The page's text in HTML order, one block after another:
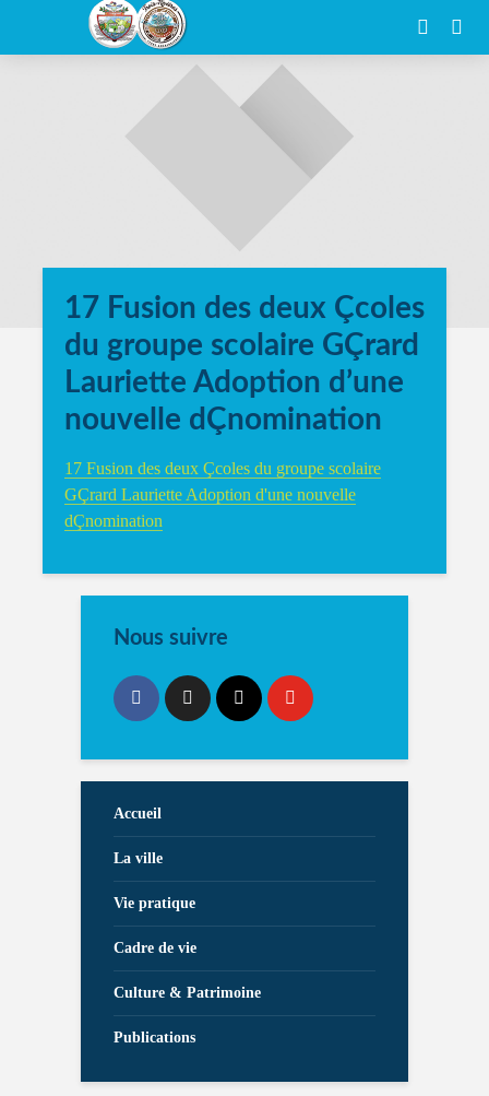
17 Fusion des deux Çcoles
du groupe scolaire GÇrard
Lauriette Adoption d’une
nouvelle dÇnomination
17 Fusion des deux Çcoles du groupe scolaire
GÇrard Lauriette Adoption d'une nouvelle
dÇnomination
Nous suivre
Accueil
La ville
Vie pratique
Cadre de vie
Culture & Patrimoine
Publications